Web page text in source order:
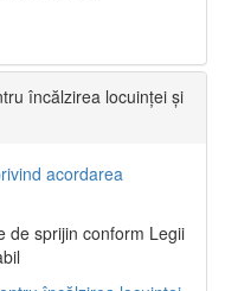
încălzirea locuinței și
acordarea
de sprijin conform Legii